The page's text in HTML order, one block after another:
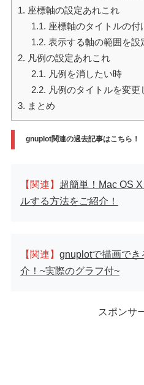
1. 座標軸の設定あれこれ
1.1. 座標軸のタイトルの付
1.2. 表示する軸の範囲を設
2. 凡例の設定あれこれ
2.1. 凡例を消したい時
2.2. 凡例のタイトルを変更
3. まとめ
gnuplot関連の過去記事はこちら！
【関連】 超簡単！Mac OS
ルする方法をご紹介！
【関連】 gnuplotで描画でき
介！~実際のグラフ付~
スポンサ